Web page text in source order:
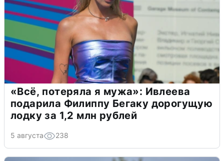
«Всё, потеряла я мужа»: Ивлеева
подарила Филиппу Бегаку дорогущую
лодку за 1,2 млн рублей
5 августа 238